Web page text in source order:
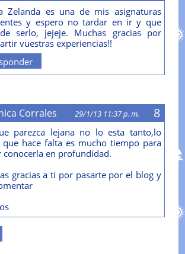
Zelanda es una de mis asignaturas
y espero no tardar en ir y que
serlo, jejeje. Muchas gracias por
vuestras experiencias!!
Corrales 29/1/13 11:37 p. m.
parezca lejana no lo esta tanto,lo
que hace falta es mucho tiempo para
conocerla en profundidad.
gracias a ti por pasarte por el blog y